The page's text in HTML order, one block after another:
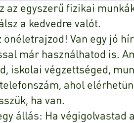
az egyszerű fizikai
a kedvedre valót.
önéletrajzod! Van egy jó
már használhatod is.
iskolai végzettséged,
ahol
ha van.
állás: Ha végigolvastad